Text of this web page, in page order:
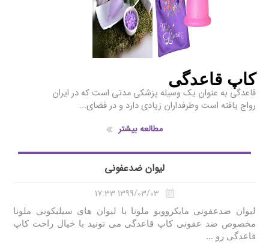
کاپ قاعدگی
قاعدگی به عنوان یک وسیله پزشکی مدتی است که در ایران
رواج یافته است وطرفداران زیادی دارد و در فضای...
مطالعه بیشتر
لیوان ضدعفونی
1399/03/03 17:33
لیوان ضدعفونی مایکروویو ملونا با لیوان های سیلیکونی ملونا
مخصوص ضد عفونی کاپ قاعدگی می تونید با خیال راحت کاپ
قاعدگی رو ...